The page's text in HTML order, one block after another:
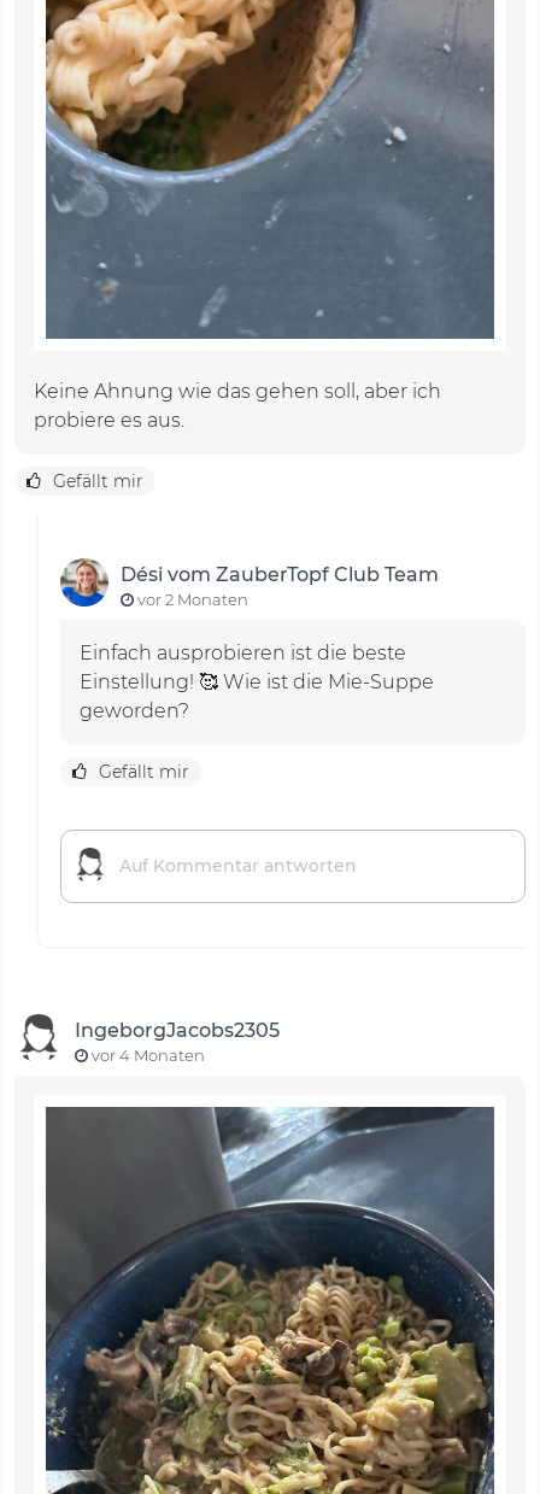
Keine Ahnung wie das gehen soll, aber ich
probiere es aus.
Gefällt mir
Dési vom ZauberTopf Club Team
vor 2 Monaten
Einfach ausprobieren ist die beste
Einstellung! 🥰 Wie ist die Mie-Suppe
geworden?
Gefällt mir
IngeborgJacobs2305
vor 4 Monaten